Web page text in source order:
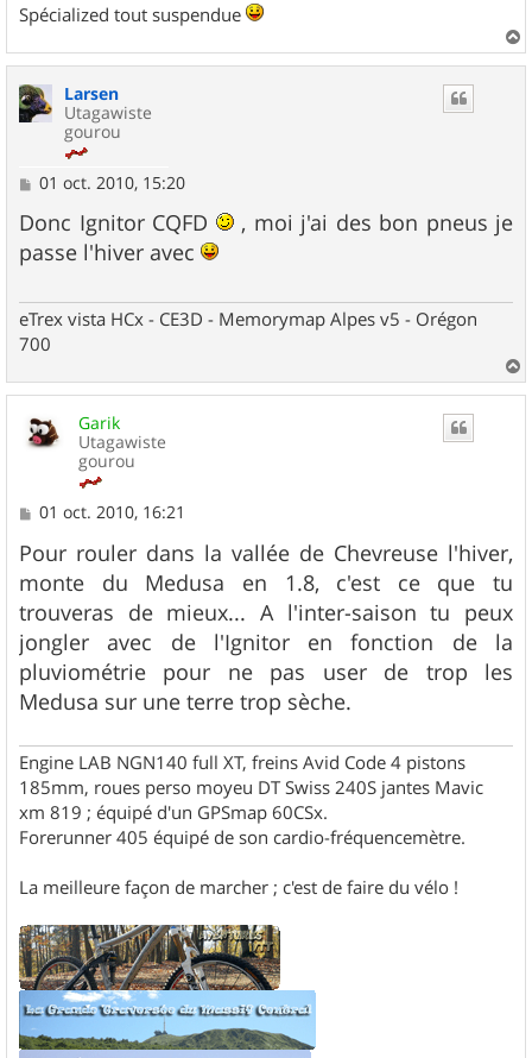
Spécialized tout suspendue
a
Larsen
Utagawiste
gourou
M
s
s
a
01 oct. 2010, 15:20
Donc Ignitor CQFD
, moi j'ai des bon pneus je
passe l'hiver avec
eTrex vista HCx - CE3D - Memorymap Alpes v5 - Orégon
700
a
Garik
Utagawiste
gourou
M
s
s
a
g
e
01 oct. 2010, 16:21
Pour rouler dans la vallée de Chevreuse l'hiver,
monte du Medusa en 1.8, c'est ce que tu
trouveras de mieux... A l'inter-saison tu peux
jongler avec de l'Ignitor en fonction de la
pluviométrie pour ne pas user de trop les
Medusa sur une terre trop sèche.
Engine LAB NGN140 full XT, freins Avid Code 4 pistons
185mm, roues perso moyeu DT Swiss 240S jantes Mavic
xm 819 ; équipé d'un GPSmap 60CSx.
Forerunner 405 équipé de son cardio-fréquencemètre.
La meilleure façon de marcher ; c'est de faire du vélo !